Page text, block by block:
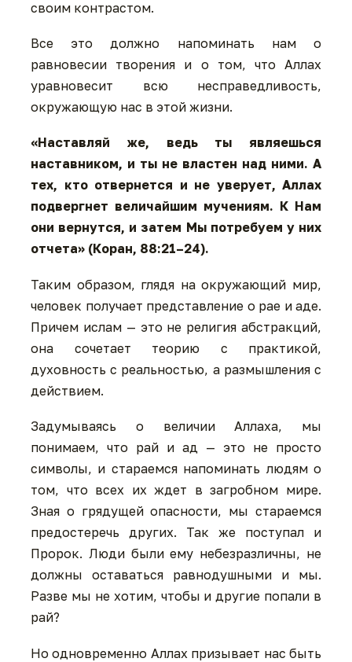
своим контрастом.
Все это должно напоминать нам о
равновесии творения и о том, что Аллах
уравновесит всю несправедливость,
окружающую нас в этой жизни.
«Наставляй же, ведь ты являешься
наставником, и ты не властен над ними. А
тех, кто отвернется и не уверует, Аллах
подвергнет величайшим мучениям. К Нам
они вернутся, и затем Мы потребуем у них
отчета» (Коран, 88:21–24).
Таким образом, глядя на окружающий мир,
человек получает представление о рае и аде.
Причем ислам — это не религия абстракций,
она сочетает теорию с практикой,
духовность с реальностью, а размышления с
действием.
Задумываясь о величии Аллаха, мы
понимаем, что рай и ад — это не просто
символы, и стараемся напоминать людям о
том, что всех их ждет в загробном мире.
Зная о грядущей опасности, мы стараемся
предостеречь других. Так же поступал и
Пророк. Люди были ему небезразличны, не
должны оставаться равнодушными и мы.
Разве мы не хотим, чтобы и другие попали в
рай?
Но одновременно Аллах призывает нас быть